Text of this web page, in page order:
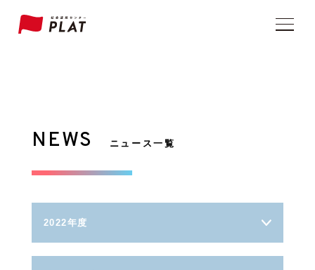
NEWS ニュース一覧
2022年度